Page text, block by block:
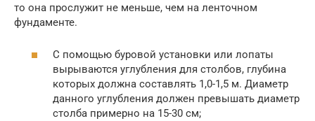
то она прослужит не меньше, чем на ленточном
фундаменте.
С помощью буровой установки или лопаты
вырываются углубления для столбов, глубина
которых должна составлять 1,0-1,5 м. Диаметр
данного углубления должен превышать диаметр
столба примерно на 15-30 см;